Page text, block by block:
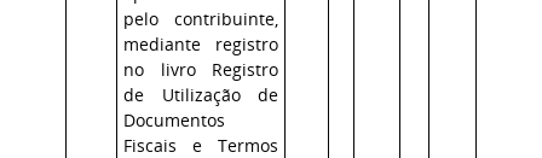
pelo contribuinte,
mediante registro
no livro Registro
de Utilização de
Documentos
Fiscais e Termos